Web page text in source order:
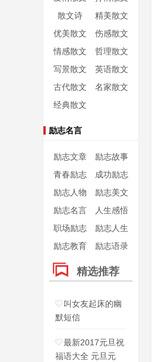
散文诗
精美散文
优美散文
伤感散文
情感散文
哲理散文
写景散文
英语散文
古代散文
名家散文
经典散文
励志名言
励志文章
励志故事
青春励志
成功励志
励志人物
励志美文
励志名言
人生感悟
职场励志
励志人生
励志教育
励志语录
精选推荐
叫女友起床的幽
默短信
最新2017元旦祝
福语大全 元旦元